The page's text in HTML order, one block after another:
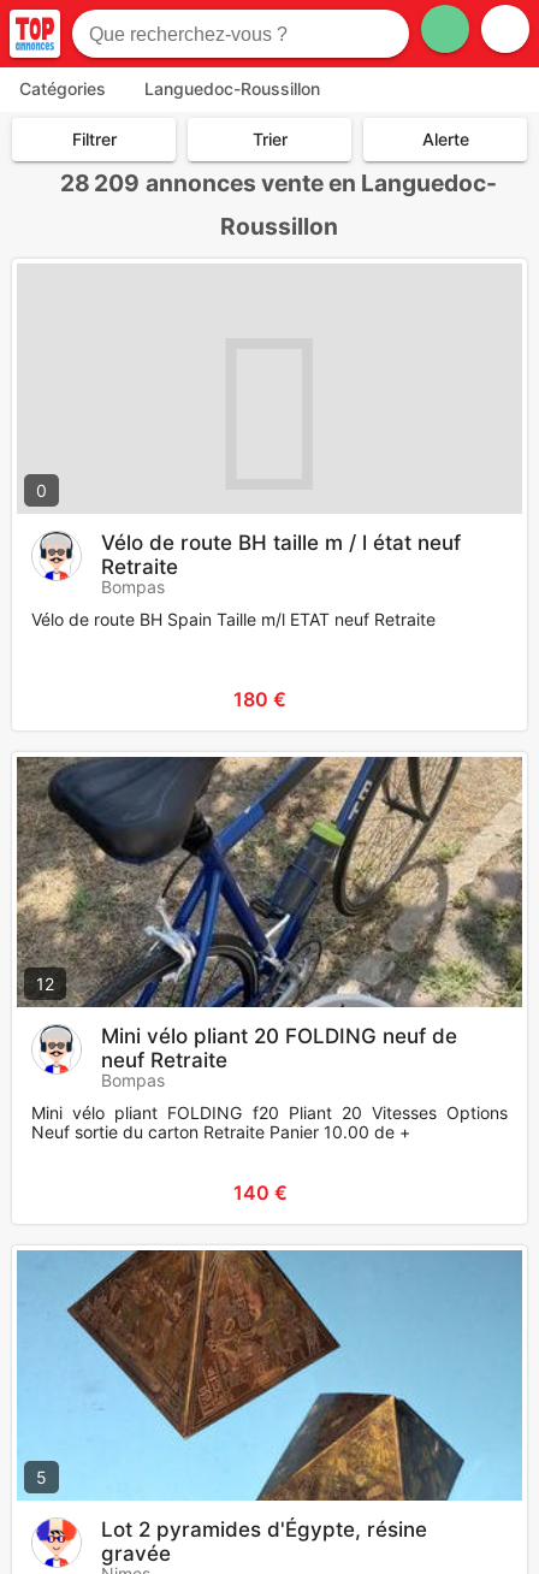
Catégories Languedoc-Roussillon
Filtrer Trier Alerte
28 209 annonces vente en Languedoc-
Roussillon
0
Vélo de route BH taille m / l état neuf
Retraite
Bompas
Vélo de route BH Spain Taille m/l ETAT neuf Retraite
180 €
12
Mini vélo pliant 20 FOLDING neuf de
neuf Retraite
Bompas
Mini vélo pliant FOLDING f20 Pliant 20 Vitesses Options
Neuf sortie du carton Retraite Panier 10.00 de +
140 €
5
Lot 2 pyramides d'Égypte, résine
gravée